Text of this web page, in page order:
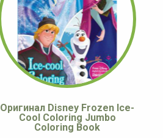
Оригинал Disney Frozen Ice-
Cool Coloring Jumbo
Coloring Book